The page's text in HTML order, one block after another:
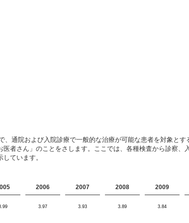
、通院および入院診療で一般的な治療が可能な患者を対象と
者さん」のことをさします。ここでは、各種検査から診察
ています。
2006 2007 2008 2009
3.97 3.93 3.89 3.84